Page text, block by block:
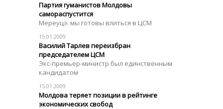
Партия гуманистов Молдовы
самораспустится
Мереуцэ: мы готовы влиться в ЦСМ
15.01.2009
Василий Тарлев переизбран
председателем ЦСМ
Экс-премьер-министр был единственным
кандидатом
15.01.2009
Молдова теряет позиции в рейтинге
экономических свобод